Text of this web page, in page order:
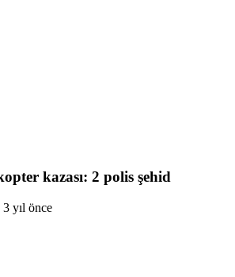
kazası: 2 polis şehid
3 yıl önce